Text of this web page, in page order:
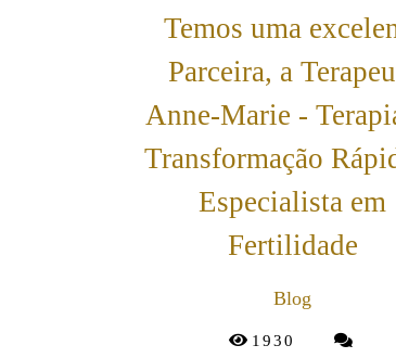
Temos uma
Parceira, a
Anne-Marie -
Transformação
Especialista em
Fertilidade
Blog
1930